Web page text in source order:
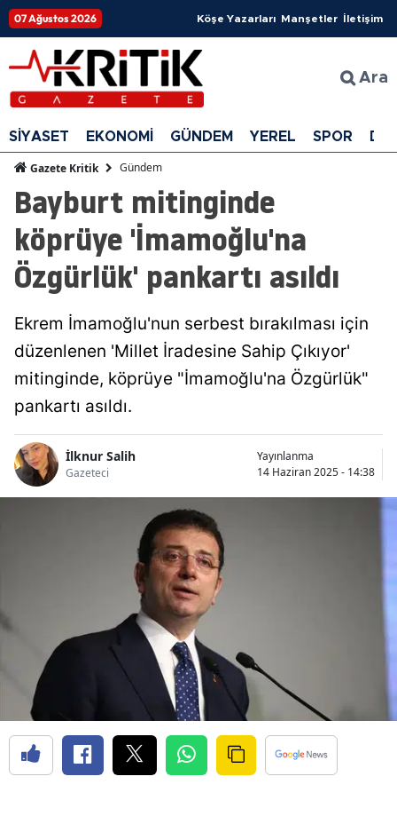
07 Ağustos 2026 Köşe Yazarları Manşetler İletişim
Ara
SİYASET EKONOMİ GÜNDEM YEREL SPOR
Gazete Kritik Gündem
Bayburt mitinginde
köprüye 'İmamoğlu'na
Özgürlük' pankartı asıldı
Ekrem İmamoğlu'nun serbest bırakılması için
düzenlenen 'Millet İradesine Sahip Çıkıyor'
mitinginde, köprüye "İmamoğlu'na Özgürlük"
pankartı asıldı.
İlknur Salih
Gazeteci
Yayınlanma
14 Haziran 2025 - 14:38